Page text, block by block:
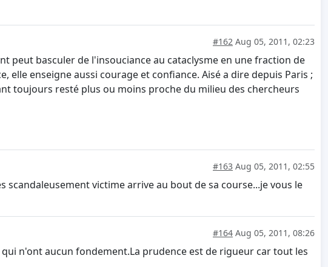
#162 Aug 05, 2011, 02:23
peut basculer de l'insouciance au cataclysme en une fraction de
elle enseigne aussi courage et confiance. Aisé a dire depuis Paris ;
toujours resté plus ou moins proche du milieu des chercheurs
#163 Aug 05, 2011, 02:55
victime arrive au bout de sa course...je vous le
#164 Aug 05, 2011, 08:26
n'ont aucun fondement.La prudence est de rigueur car tout les